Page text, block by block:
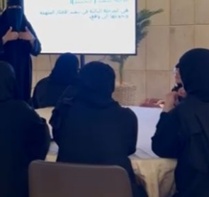
إنذار جوي في الأحساء.. موجة حر
حريق يلتهم الطوابق العليا لمبنى تجاري في